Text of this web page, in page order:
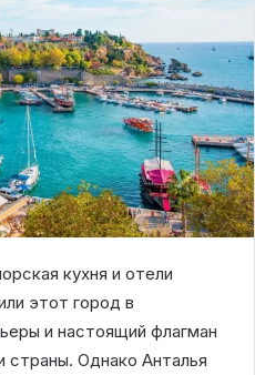
кухня и отели
этот город в
и настоящий флагман
страны. Однако Анталья